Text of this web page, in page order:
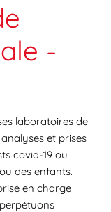
-
laboratoires de
et prises
covid-19 ou
des enfants.
en charge